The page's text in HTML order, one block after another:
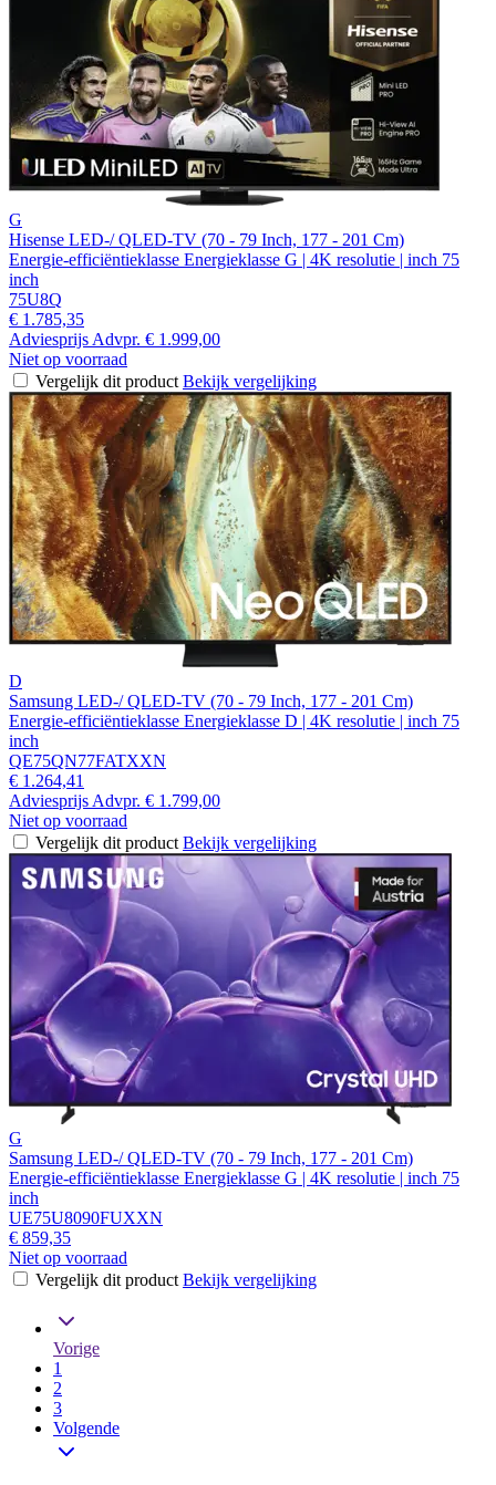
G
Hisense LED-/ QLED-TV (70 - 79 Inch, 177 - 201 Cm)
Energie-efficiëntieklasse Energieklasse G | 4K resolutie | inch 75
inch
75U8Q
€ 1.785,35
Adviesprijs Advpr. € 1.999,00
Niet op voorraad
Vergelijk dit product Bekijk vergelijking
D
Samsung LED-/ QLED-TV (70 - 79 Inch, 177 - 201 Cm)
Energie-efficiëntieklasse Energieklasse D | 4K resolutie | inch 75
inch
QE75QN77FATXXN
€ 1.264,41
Adviesprijs Advpr. € 1.799,00
Niet op voorraad
Vergelijk dit product Bekijk vergelijking
G
Samsung LED-/ QLED-TV (70 - 79 Inch, 177 - 201 Cm)
Energie-efficiëntieklasse Energieklasse G | 4K resolutie | inch 75
inch
UE75U8090FUXXN
€ 859,35
Niet op voorraad
Vergelijk dit product Bekijk vergelijking
Vorige
1
2
3
Volgende